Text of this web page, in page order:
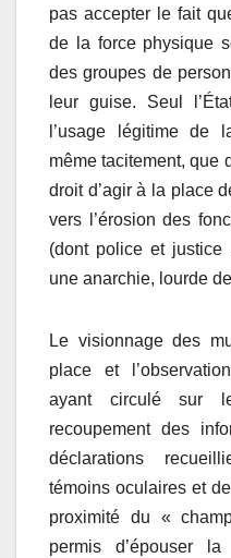
pas accepter le fait
de la force physique
des groupes de
leur guise. Seul
l’usage légitime de
même tacitement, que
droit d’agir à la place
vers l’érosion des
(dont police et
une anarchie, lourde
Le visionnage des
place et
ayant circulé sur
recoupement des
déclarations
témoins oculaires et
proximité du «
permis d’épouser